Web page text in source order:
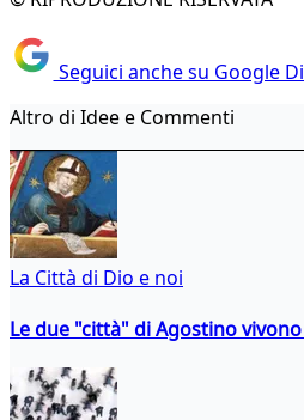
Seguici anche su Google
Altro di Idee e Commenti
La Città di Dio e noi
Le due "città" di Agostino